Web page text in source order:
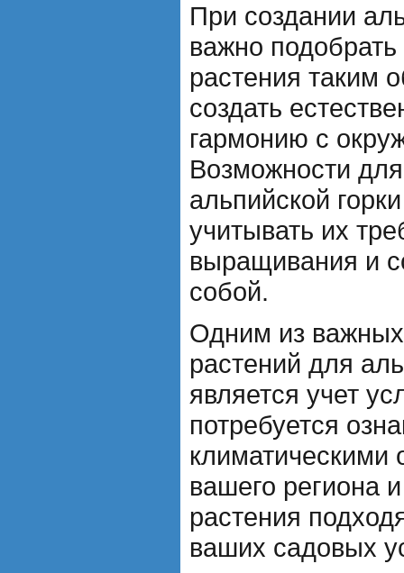
При создании
важно
растения таким
создать
гармонию с
Возможности
альпийской
учитывать их
выращивания и
собой.
Одним из
растений для
является учет
потребуется
климатическими
вашего региона
растения
ваших садовых